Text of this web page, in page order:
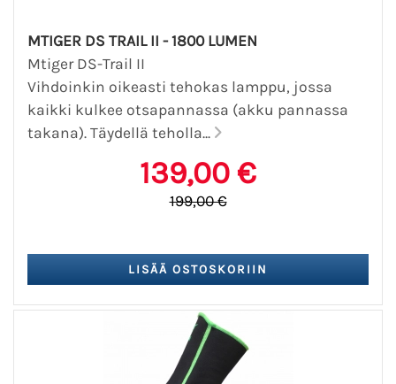
MTIGER DS TRAIL II - 1800 LUMEN
Mtiger DS-Trail II
Vihdoinkin oikeasti tehokas lamppu, jossa
kaikki kulkee otsapannassa (akku pannassa
takana). Täydellä teholla...
139,00 €
199,00 €